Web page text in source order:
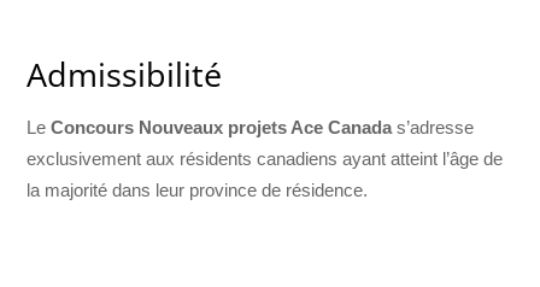
Admissibilité
LeConcours Nouveaux projets Ace Canada s’adresse
exclusivement aux résidents canadiens ayant atteint l’âge de
la majorité dans leur province de résidence.